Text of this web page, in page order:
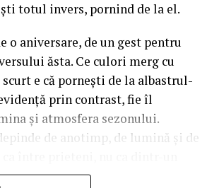
totul invers, pornind de la el.
o aniversare, de un gest pentru
ăsta. Ce culori merg cu
e că pornești de la albastrul-
prin contrast, fie îl
și atmosfera sezonului.
de anotimp, de lumină și de